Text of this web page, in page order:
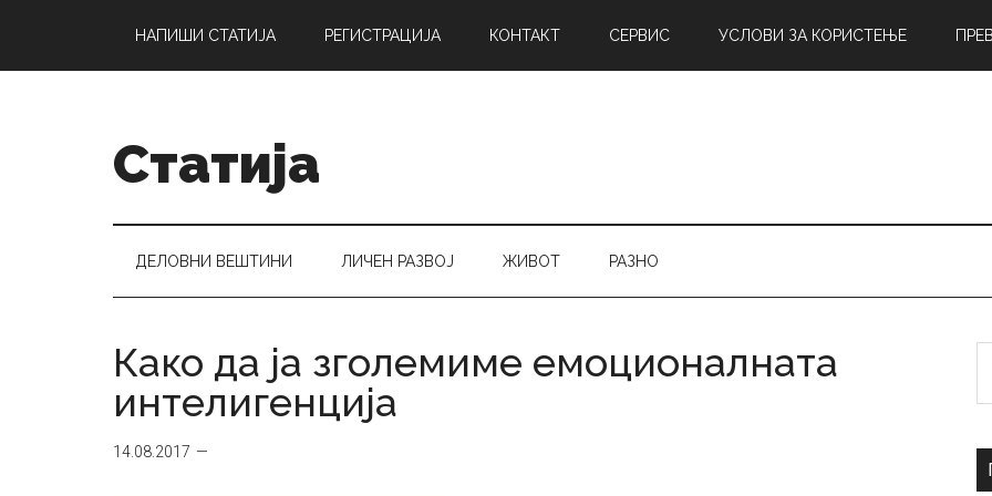
main
secondary
primary
НАПИШИ СТАТИЈА РЕГИСТРАЦИЈА КОНТАКТ СЕРВИС УСЛОВИ ЗА КОРИСТЕЊЕ
Статија
ДЕЛОВНИ ВЕШТИНИ ЛИЧЕН РАЗВОЈ ЖИВОТ РАЗНО
Како да ја зголемиме емоционалната
интелигенција
14.08.2017